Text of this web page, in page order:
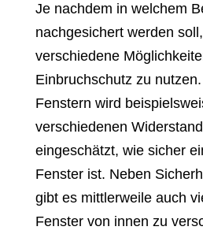
Je nachdem in welchem
nachgesichert werden
verschiedene
Einbruchschutz zu
Fenstern wird
verschiedenen
eingeschätzt, wie sicher
Fenster ist. Neben
gibt es mittlerweile auch
Fenster von innen zu